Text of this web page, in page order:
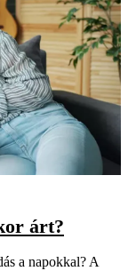
árt?
a napokkal? A